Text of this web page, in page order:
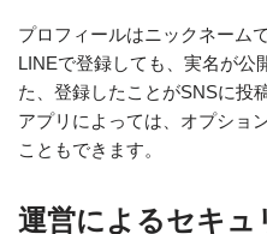
プロフィールはニックネーム
LINEで登録しても、実名が公
た、登録したことがSNSに投
アプリによっては、オプショ
こともできます。
運営によるセキュ